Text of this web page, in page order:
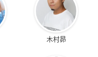
木村昴